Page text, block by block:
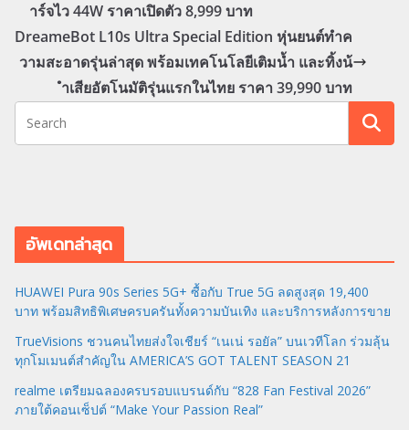
าร์จไว 44W ราคาเปิดตัว 8,999 บาท
DreameBot L10s Ultra Special Edition หุ่นยนต์ทำค
วามสะอาดรุ่นล่าสุด พร้อมเทคโนโลยีเติมน้ำ และทิ้งน้
ำเสียอัตโนมัติรุ่นแรกในไทย ราคา 39,990 บาท
อัพเดทล่าสุด
HUAWEI Pura 90s Series 5G+ ซื้อกับ True 5G ลดสูงสุด 19,400
บาท พร้อมสิทธิพิเศษครบครันทั้งความบันเทิง และบริการหลังการขาย
TrueVisions ชวนคนไทยส่งใจเชียร์ “เนเน่ รอยัล” บนเวทีโลก ร่วมลุ้น
ทุกโมเมนต์สำคัญใน AMERICA’S GOT TALENT SEASON 21
realme เตรียมฉลองครบรอบแบรนด์กับ “828 Fan Festival 2026”
ภายใต้คอนเซ็ปต์ “Make Your Passion Real”